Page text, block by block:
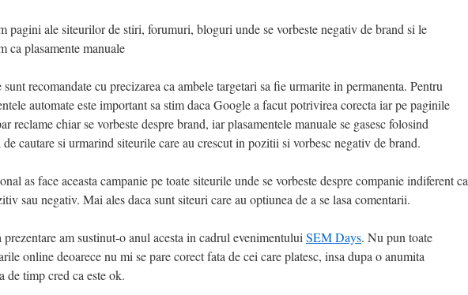
pagini ale siteurilor de stiri, forumuri, bloguri unde se vorbeste negativ de brand si le
ca plasamente manuale
recomandate cu precizarea ca ambele targetari sa fie urmarite in permanenta. Pentru
automate este important sa stim daca Google a facut potrivirea corecta iar pe paginile
reclame chiar se vorbeste despre brand, iar plasamentele manuale se gasesc folosind
cautare si urmarind siteurile care au crescut in pozitii si vorbesc negativ de brand.
as face aceasta campanie pe toate siteurile unde se vorbeste despre companie indiferent ca
sau negativ. Mai ales daca sunt siteuri care au optiunea de a se lasa comentarii.
prezentare am sustinut-o anul acesta in cadrul evenimentului SEM Days. Nu pun toate
online deoarece nu mi se pare corect fata de cei care platesc, insa dupa o anumita
de timp cred ca este ok.